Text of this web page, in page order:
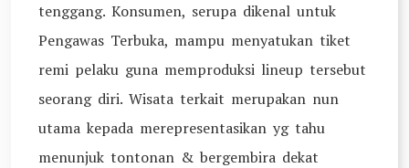
tenggang. Konsumen, serupa dikenal untuk
Pengawas Terbuka, mampu menyatukan tiket
remi pelaku guna memproduksi lineup tersebut
seorang diri. Wisata terkait merupakan nun
utama kepada merepresentasikan yg tahu
menunjuk tontonan & bergembira dekat